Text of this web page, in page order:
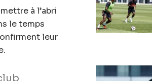
à l’abri
le temps
leur